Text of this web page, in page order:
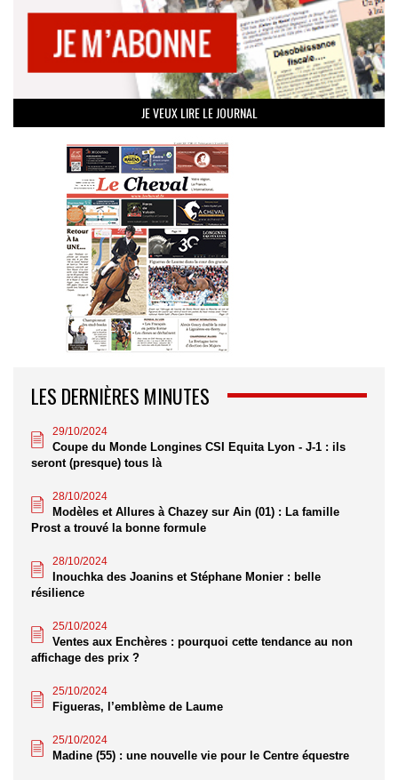
JE VEUX LIRE LE JOURNAL
LES DERNIÈRES MINUTES
29/10/2024
Coupe du Monde Longines CSI Equita Lyon - J-1 : ils
seront (presque) tous là
28/10/2024
Modèles et Allures à Chazey sur Ain (01) : La famille
Prost a trouvé la bonne formule
28/10/2024
Inouchka des Joanins et Stéphane Monier : belle
résilience
25/10/2024
Ventes aux Enchères : pourquoi cette tendance au non
affichage des prix ?
25/10/2024
Figueras, l’emblème de Laume
25/10/2024
Madine (55) : une nouvelle vie pour le Centre équestre